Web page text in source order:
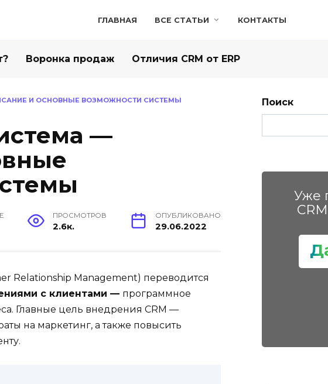
ГЛАВНАЯ ВСЕ СТАТЬИ КОНТАКТЫ
Воронка продаж Отличия CRM от ERP
И ОСНОВНЫЕ ВОЗМОЖНОСТИ СИСТЕМЫ
—
ПРОСМОТРОВ
2.6к.
ОПУБЛИКОВАНО
29.06.2022
Relationship Management) переводится
с клиентами — программное
Главные цель внедрения CRM —
на маркетинг, а также повысить
Поиск
Уже